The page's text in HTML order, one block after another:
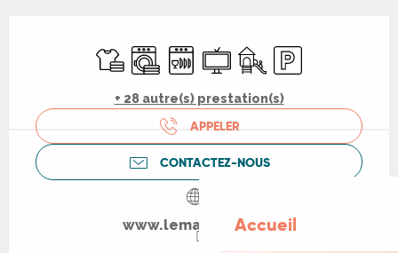
Accueil
Draps et linge
Lave lingeLave vaisselle
TélévisionJeux pour enfants /
Parking
+ 28 autre(s) prestation(s)
APPELER
CONTACTEZ-NOUS
www.lemasdufour.fr